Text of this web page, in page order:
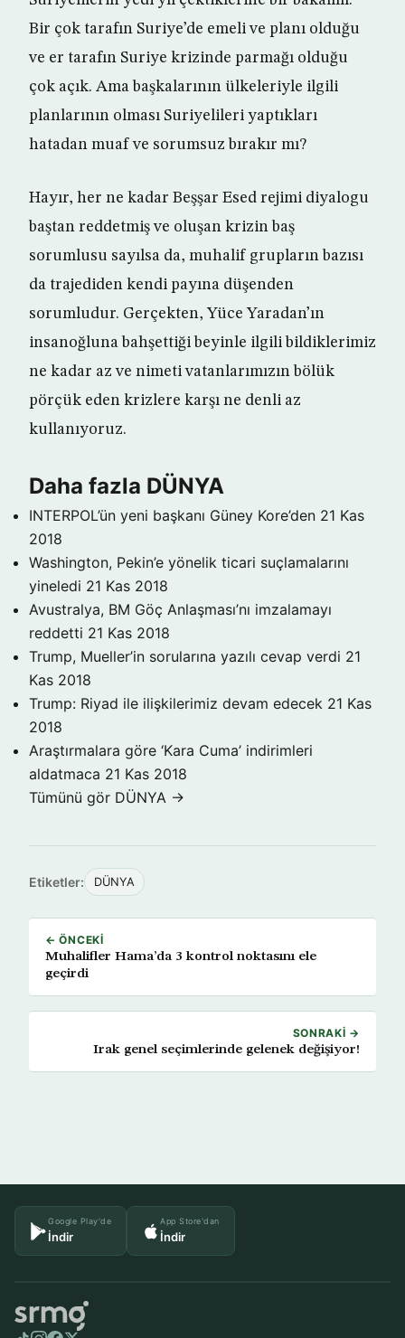
Bir çok tarafın Suriye’de emeli ve planı olduğu
ve er tarafın Suriye krizinde parmağı olduğu
çok açık. Ama başkalarının ülkeleriyle ilgili
planlarının olması Suriyelileri yaptıkları
hatadan muaf ve sorumsuz bırakır mı?
Hayır, her ne kadar Beşşar Esed rejimi diyalogu
baştan reddetmiş ve oluşan krizin baş
sorumlusu sayılsa da, muhalif grupların bazısı
da trajediden kendi payına düşenden
sorumludur. Gerçekten, Yüce Yaradan’ın
insanoğluna bahşettiği beyinle ilgili bildiklerimiz
ne kadar az ve nimeti vatanlarımızın bölük
pörçük eden krizlere karşı ne denli az
kullanıyoruz.
Daha fazla DÜNYA
INTERPOL’ün yeni başkanı Güney Kore’den 21 Kas
2018
Washington, Pekin’e yönelik ticari suçlamalarını
yineledi 21 Kas 2018
Avustralya, BM Göç Anlaşması’nı imzalamayı
reddetti 21 Kas 2018
Trump, Mueller’in sorularına yazılı cevap verdi 21
Kas 2018
Trump: Riyad ile ilişkilerimiz devam edecek 21 Kas
2018
Araştırmalara göre ‘Kara Cuma’ indirimleri
aldatmaca 21 Kas 2018
Tümünü gör DÜNYA →
Etiketler: DÜNYA
← ÖNCEKI
Muhalifler Hama’da 3 kontrol noktasını ele
geçirdi
SONRAKI →
Irak genel seçimlerinde gelenek değişiyor!
Google Play'de
İndir
App Store'dan
İndir